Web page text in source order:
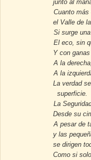
junto al
Cuanto más
el Valle de
Si surge
El eco, sin
Y con
A la
A la
La verdad
superficie.
La
Desde su
A pesar de
y las
se dirigen
Como si